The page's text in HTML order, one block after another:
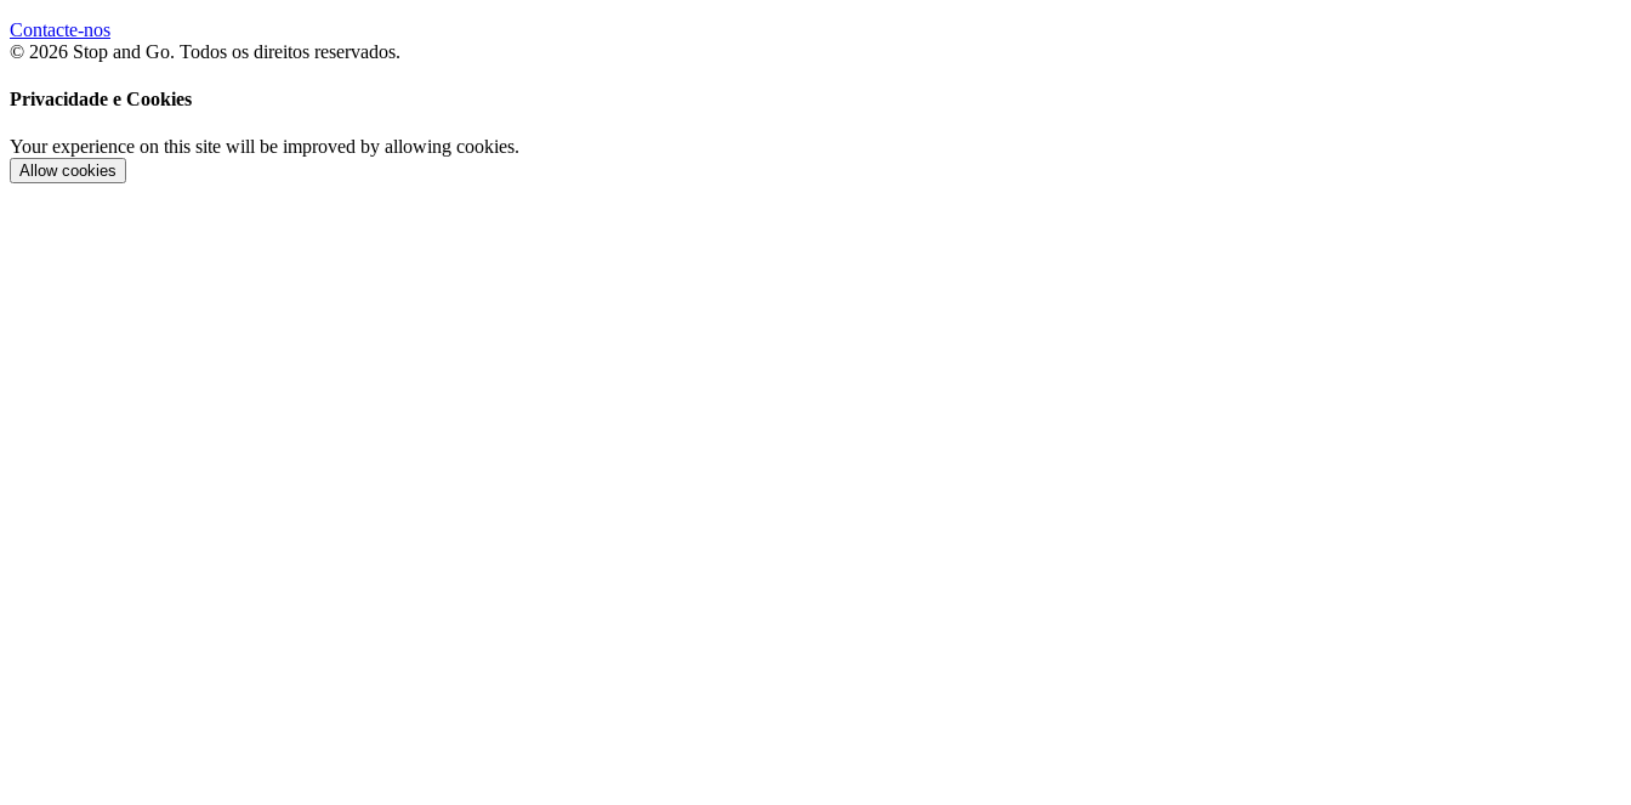
Contacte-nos
© 2026 Stop and Go. Todos os direitos reservados.
Privacidade e Cookies
Your experience on this site will be improved by allowing cookies.
Allow cookies